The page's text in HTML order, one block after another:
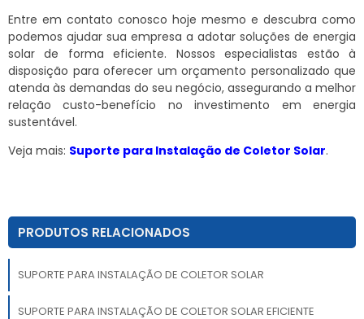
Entre em contato conosco hoje mesmo e descubra como
podemos ajudar sua empresa a adotar soluções de energia
solar de forma eficiente. Nossos especialistas estão à
disposição para oferecer um orçamento personalizado que
atenda às demandas do seu negócio, assegurando a melhor
relação custo-benefício no investimento em energia
sustentável.
Veja mais: Suporte para Instalação de Coletor Solar.
PRODUTOS RELACIONADOS
SUPORTE PARA INSTALAÇÃO DE COLETOR SOLAR
SUPORTE PARA INSTALAÇÃO DE COLETOR SOLAR EFICIENTE